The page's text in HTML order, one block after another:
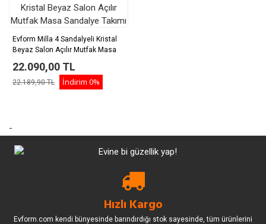
Evform Milla 4 Sandalyeli Kristal
Beyaz Salon Açılır Mutfak Masa
22.090,00 TL
22.189,90 TL İndirim 0%
-
Hızlı Kargo
Evform.com kendi bünyesinde barındırdığı stok sayesinde, tüm ürünlerini